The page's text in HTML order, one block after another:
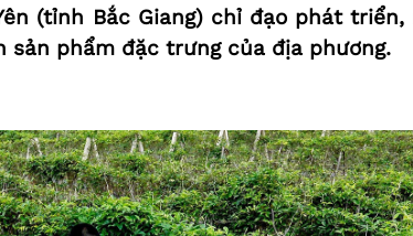
(tỉnh Bắc Giang) chỉ đạo phát triển,
sản phẩm đặc trưng của địa phương.